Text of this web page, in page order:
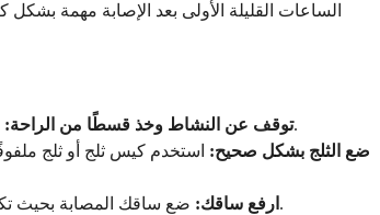
الساعات القليلة الأولى بعد الإصابة مهمة
توقف عن النشاط وخذ قسطًا من الراحة:لا تحاول تجاهل الألم أو اختبار قدرتك على الحركة. اجلس أو استلقِ في وضع مريح. الاستمرار في استخدام ركبة مصابة يمكن أن يزيد الضرر ويزيد التورم.
ضع الثلج بشكل صحيح:
ارفع ساقك: ضع ساقك المصابة بحيث تكون ركبتك أعلى من قلبك. استخدم الوسائد لدعم ساقك بالكامل بشكل مريح. يساعد هذا على تصريف السوائل بعيدًا عن موقع الإصابة باستخدام الجاذبية.